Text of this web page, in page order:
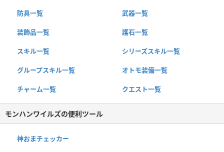
防具一覧 武器一覧
装飾品一覧 護石一覧
スキル一覧 シリーズスキル一覧
グループスキル一覧 オトモ装備一覧
チャーム一覧 クエスト一覧
モンハンワイルズの便利ツール
神おまチェッカー